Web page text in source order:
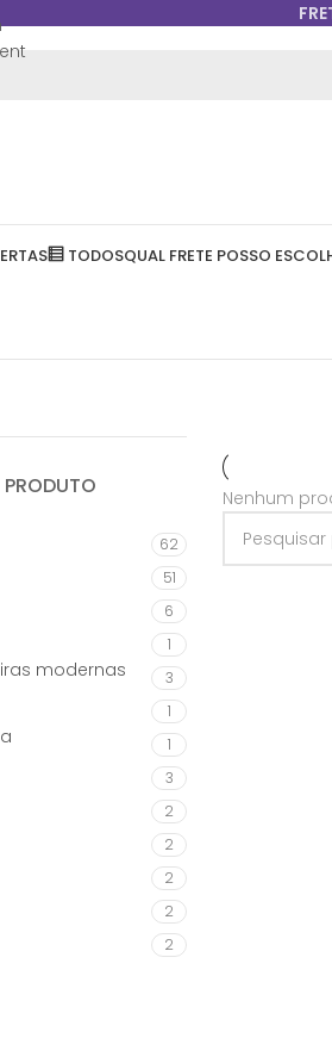
TODOSQUAL FRETE POSSO
62
51
6
1
modernas 3
1
1
3
2
2
2
2
2
Nenhum